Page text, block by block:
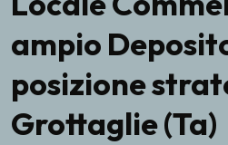
ampio
posizione
Grottaglie (Ta)